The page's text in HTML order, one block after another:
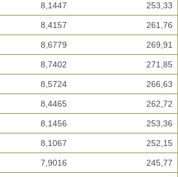
8,1447 253,33
8,4157 261,76
8,6779 269,91
8,7402 271,85
8,5724 266,63
8,4465 262,72
8,1456 253,36
8,1067 252,15
7,9016 245,77